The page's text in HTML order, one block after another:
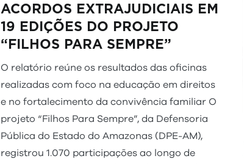
ACORDOS EXTRAJUDICIAIS EM
19 EDIÇÕES DO PROJETO
“FILHOS PARA SEMPRE”
O relatório reúne os resultados das oficinas
realizadas com foco na educação em direitos
e no fortalecimento da convivência familiar O
projeto “Filhos Para Sempre”, da Defensoria
Pública do Estado do Amazonas (DPE-AM),
registrou 1.070 participações ao longo de